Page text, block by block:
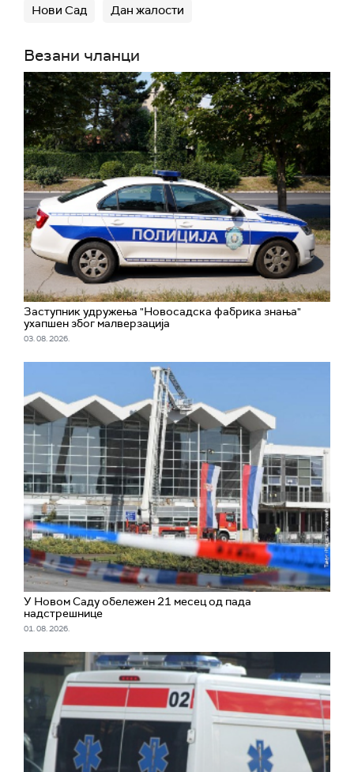
Нови Сад Дан жалости
Везани чланци
Заступник удружења "Новосадска фабрика знања"
ухапшен због малверзација
03. 08. 2026.
У Новом Саду обележен 21 месец од пада
надстрешнице
01. 08. 2026.